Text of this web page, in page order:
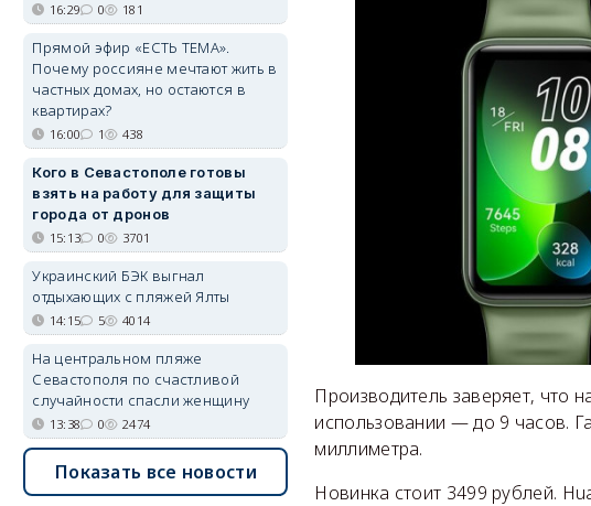
Производитель заверяет, что
использовании — до 9 часов.
миллиметра.
Новинка стоит 3499 рублей.
16:29 0 181
Прямой эфир «ЕСТЬ ТЕМА».
Почему россияне мечтают жить в
частных домах, но остаются в
квартирах?
16:00 1 438
Кого в Севастополе готовы
взять на работу для защиты
города от дронов
15:13 0 3701
Украинский БЭК выгнал
отдыхающих с пляжей Ялты
14:15 5 4014
На центральном пляже
Севастополя по счастливой
случайности спасли женщину
13:38 0 2474
Показать все новости